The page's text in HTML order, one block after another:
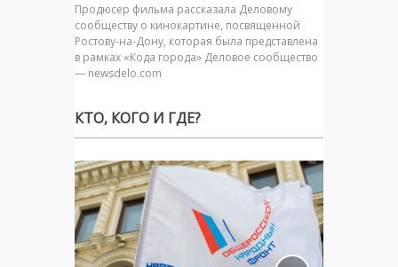
Продюсер фильма рассказала Деловому
сообществу о кинокартине, посвященной
Ростову-на-Дону, которая была представлена
в рамках «Кода города» Деловое сообщество
— newsdelo.com
КТО, КОГО И ГДЕ?